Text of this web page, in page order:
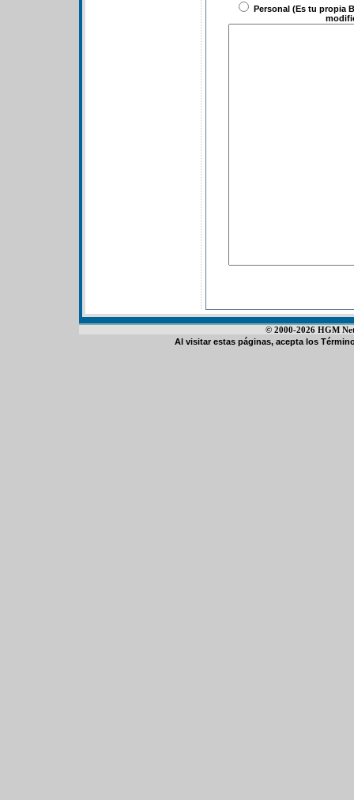
Personal (Es tu propia
© 2000-2026 HGM
Al visitar estas páginas, acepta los